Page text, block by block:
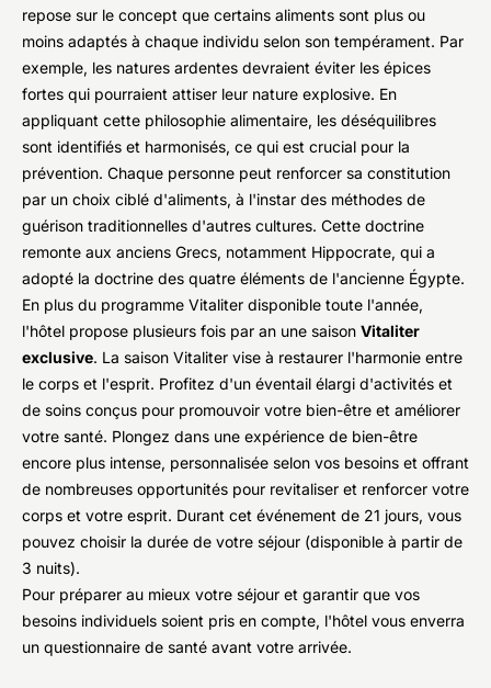
repose sur le concept que certains aliments sont plus ou
moins adaptés à chaque individu selon son tempérament. Par
exemple, les natures ardentes devraient éviter les épices
fortes qui pourraient attiser leur nature explosive. En
appliquant cette philosophie alimentaire, les déséquilibres
sont identifiés et harmonisés, ce qui est crucial pour la
prévention. Chaque personne peut renforcer sa constitution
par un choix ciblé d'aliments, à l'instar des méthodes de
guérison traditionnelles d'autres cultures. Cette doctrine
remonte aux anciens Grecs, notamment Hippocrate, qui a
adopté la doctrine des quatre éléments de l'ancienne Égypte.
En plus du programme Vitaliter disponible toute l'année,
l'hôtel propose plusieurs fois par an une saison Vitaliter
exclusive. La saison Vitaliter vise à restaurer l'harmonie entre
le corps et l'esprit. Profitez d'un éventail élargi d'activités et
de soins conçus pour promouvoir votre bien-être et améliorer
votre santé. Plongez dans une expérience de bien-être
encore plus intense, personnalisée selon vos besoins et offrant
de nombreuses opportunités pour revitaliser et renforcer votre
corps et votre esprit. Durant cet événement de 21 jours, vous
pouvez choisir la durée de votre séjour (disponible à partir de
3 nuits).
Pour préparer au mieux votre séjour et garantir que vos
besoins individuels soient pris en compte, l'hôtel vous enverra
un questionnaire de santé avant votre arrivée.